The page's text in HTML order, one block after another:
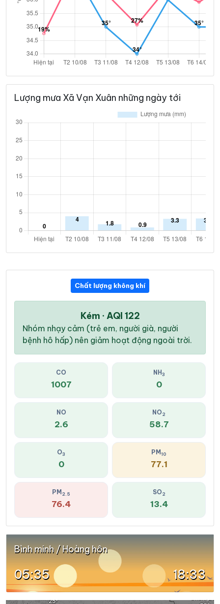
Lượng mưa Xã Vạn Xuân những ngày tới
Chất lượng không khí
Kém · AQI 122
Nhóm nhạy cảm (trẻ em, người già, người
bệnh hô hấp) nên giảm hoạt động ngoài trời.
CO
1007
NH 3
0
NO
2.6
NO2
58.7
O3
0
PM10
77.1
PM 2.5
76.4
SO2
13.4
Bình minh / Hoàng hôn
05:35 18:33